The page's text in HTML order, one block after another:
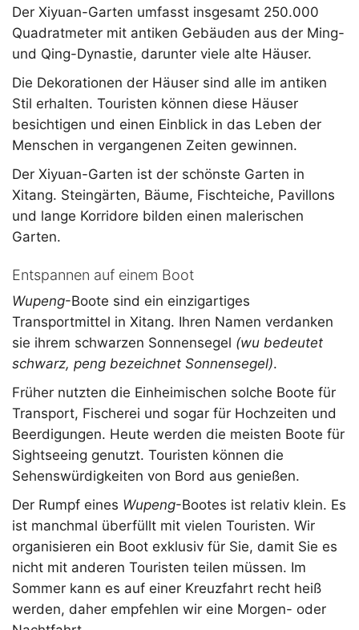
Der Xiyuan-Garten umfasst insgesamt 250.000
Quadratmeter mit antiken Gebäuden aus der Ming-
und Qing-Dynastie, darunter viele alte Häuser.
Die Dekorationen der Häuser sind alle im antiken
Stil erhalten. Touristen können diese Häuser
besichtigen und einen Einblick in das Leben der
Menschen in vergangenen Zeiten gewinnen.
Der Xiyuan-Garten ist der schönste Garten in
Xitang. Steingärten, Bäume, Fischteiche, Pavillons
und lange Korridore bilden einen malerischen
Garten.
Entspannen auf einem Boot
Wupeng-Boote sind ein einzigartiges
Transportmittel in Xitang. Ihren Namen verdanken
sie ihrem schwarzen Sonnensegel (wu bedeutet
schwarz, peng bezeichnet Sonnensegel).
Früher nutzten die Einheimischen solche Boote für
Transport, Fischerei und sogar für Hochzeiten und
Beerdigungen. Heute werden die meisten Boote für
Sightseeing genutzt. Touristen können die
Sehenswürdigkeiten von Bord aus genießen.
Der Rumpf eines Wupeng-Bootes ist relativ klein. Es
ist manchmal überfüllt mit vielen Touristen. Wir
organisieren ein Boot exklusiv für Sie, damit Sie es
nicht mit anderen Touristen teilen müssen. Im
Sommer kann es auf einer Kreuzfahrt recht heiß
werden, daher empfehlen wir eine Morgen- oder